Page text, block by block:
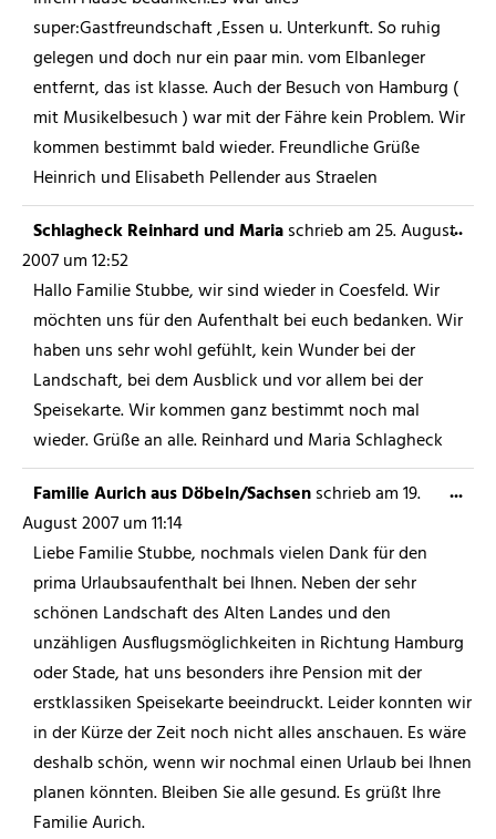
super:Gastfreundschaft ,Essen u. Unterkunft. So ruhig
gelegen und doch nur ein paar min. vom Elbanleger
entfernt, das ist klasse. Auch der Besuch von Hamburg (
mit Musikelbesuch ) war mit der Fähre kein Problem. Wir
kommen bestimmt bald wieder. Freundliche Grüße
Heinrich und Elisabeth Pellender aus Straelen
Schlagheck Reinhard und Mariaschrieb am25. August
2007um12:52
Hallo Familie Stubbe, wir sind wieder in Coesfeld. Wir
möchten uns für den Aufenthalt bei euch bedanken. Wir
haben uns sehr wohl gefühlt, kein Wunder bei der
Landschaft, bei dem Ausblick und vor allem bei der
Speisekarte. Wir kommen ganz bestimmt noch mal
wieder. Grüße an alle. Reinhard und Maria Schlagheck
...
Familie Aurich aus Döbeln/Sachsenschrieb am19.
August 2007um11:14
Liebe Familie Stubbe, nochmals vielen Dank für den
prima Urlaubsaufenthalt bei Ihnen. Neben der sehr
schönen Landschaft des Alten Landes und den
unzähligen Ausflugsmöglichkeiten in Richtung Hamburg
oder Stade, hat uns besonders ihre Pension mit der
erstklassiken Speisekarte beeindruckt. Leider konnten wir
in der Kürze der Zeit noch nicht alles anschauen. Es wäre
deshalb schön, wenn wir nochmal einen Urlaub bei Ihnen
planen könnten. Bleiben Sie alle gesund. Es grüßt Ihre
Familie Aurich.
...